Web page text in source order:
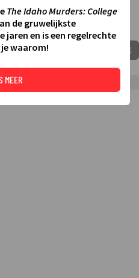
VOEG TOE AAN MIJNGIDS
The Idaho Murders: College
de gruwelijkste
en is een regelrechte
waarom!
MEER